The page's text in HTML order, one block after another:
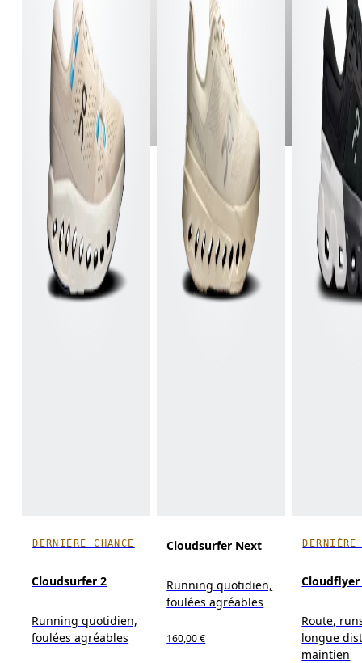
DERNIÈRE CHANCE
Cloudsurfer 2
Running quotidien,
foulées agréables
Cloudsurfer Next
Running quotidien,
foulées agréables
160,00 €
DERNIÈRE
Cloudflyer
Route,
longue
maintien